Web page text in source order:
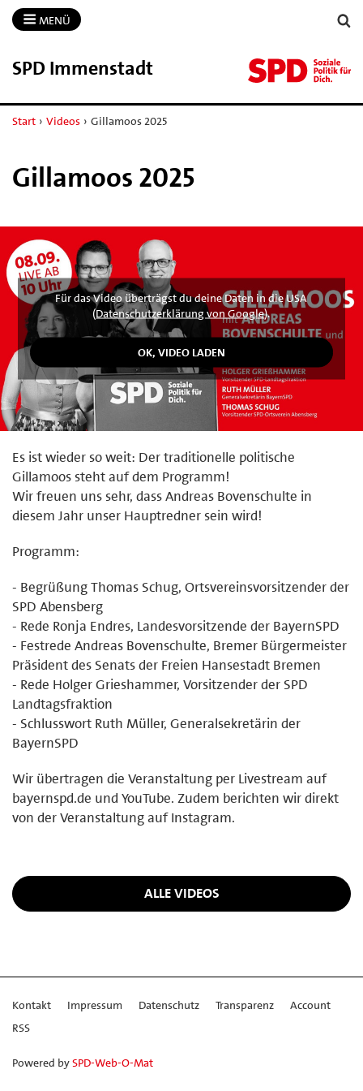
MENÜ
SPD Immenstadt
Start › Videos › Gillamoos 2025
Gillamoos 2025
Für das Video überträgst du deine Daten in die USA
(Datenschutzerklärung von Google).
Es ist wieder so weit: Der traditionelle politische
Gillamoos steht auf dem Programm!
Wir freuen uns sehr, dass Andreas Bovenschulte in
diesem Jahr unser Hauptredner sein wird!
Programm:
- Begrüßung Thomas Schug, Ortsvereinsvorsitzender der
SPD Abensberg
- Rede Ronja Endres, Landesvorsitzende der BayernSPD
- Festrede Andreas Bovenschulte, Bremer Bürgermeister
Präsident des Senats der Freien Hansestadt Bremen
- Rede Holger Grieshammer, Vorsitzender der SPD
Landtagsfraktion
- Schlusswort Ruth Müller, Generalsekretärin der
BayernSPD
Wir übertragen die Veranstaltung per Livestream auf
bayernspd.de und YouTube. Zudem berichten wir direkt
von der Veranstaltung auf Instagram.
ALLE VIDEOS
Kontakt Impressum Datenschutz Transparenz
Account
RSS
Powered bySPD-Web-O-Mat